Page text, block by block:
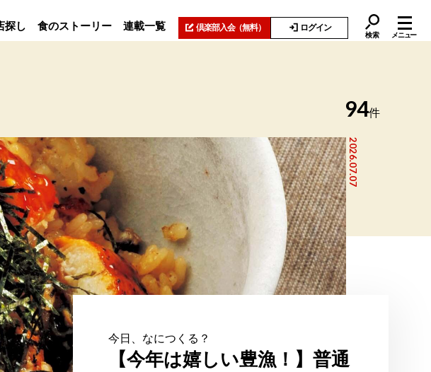
探し 食のストーリー 連載一覧 倶楽部入会（無料） ログイン
検索 メニュー
94件
2026.07.07
今日、なにつくる？
【今年は嬉しい豊漁！】普通